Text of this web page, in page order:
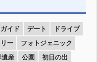
ガイド デート
ドライブ
ー
フォトジェニック
遺産 公園
初日の出